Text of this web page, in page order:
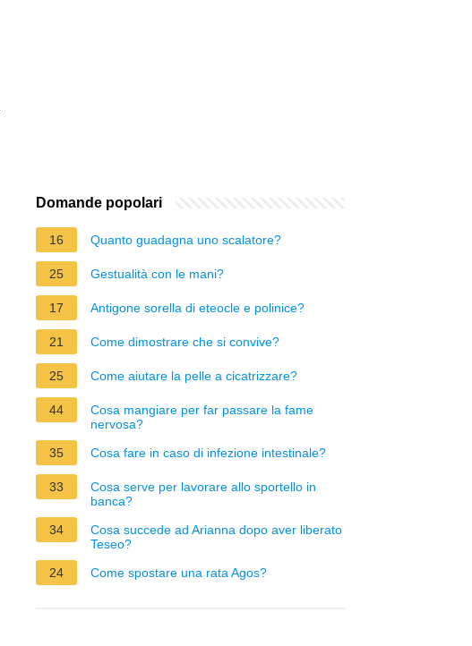
Domande popolari
16 Quanto guadagna uno scalatore?
25 Gestualità con le mani?
17 Antigone sorella di eteocle e polinice?
21 Come dimostrare che si convive?
25 Come aiutare la pelle a cicatrizzare?
44
Cosa mangiare per far passare la fame
nervosa?
35
Cosa fare in caso di infezione intestinale?
33
Cosa serve per lavorare allo sportello in
banca?
34
Cosa succede ad Arianna dopo aver liberato
Teseo?
24
Come spostare una rata Agos?